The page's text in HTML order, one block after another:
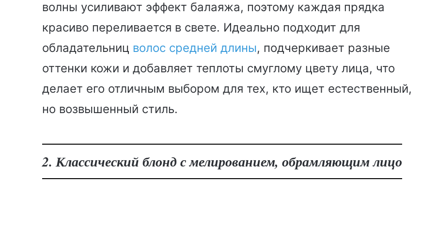
волны усиливают эффект балаяжа, поэтому каждая прядка
красиво переливается в свете. Идеально подходит для
обладательниц волос средней длины, подчеркивает разные
оттенки кожи и добавляет теплоты смуглому цвету лица, что
делает его отличным выбором для тех, кто ищет естественный,
но возвышенный стиль.
2. Классический блонд с мелированием, обрамляющим лицо